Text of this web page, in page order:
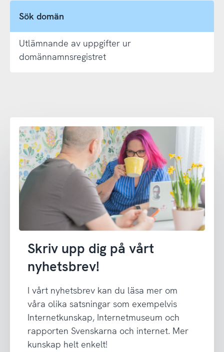
Sök domän
Utlämnande av uppgifter ur
domännamnsregistret
Skriv upp dig på vårt
nyhetsbrev!
I vårt nyhetsbrev kan du läsa mer om
våra olika satsningar som exempelvis
Internetkunskap, Internetmuseum och
rapporten Svenskarna och internet. Mer
kunskap helt enkelt!